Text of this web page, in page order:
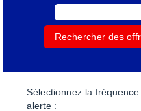
Sélectionnez la
alerte :